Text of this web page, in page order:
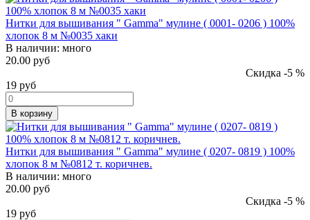
Нитки для вышивания " Gamma" мулине ( 0001- 0206 ) 100%
хлопок 8 м №0035 хаки
В наличии: много
20.00 руб
Скидка -5 %
19 руб
В корзину
Нитки для вышивания " Gamma" мулине ( 0207- 0819 ) 100%
хлопок 8 м №0812 т. коричнев.
В наличии: много
20.00 руб
Скидка -5 %
19 руб